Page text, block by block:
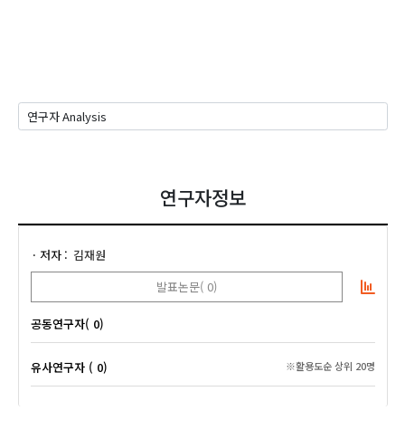
연구자정보
저자
김재원
발표논문( 0)
공동연구자( 0)
유사연구자 ( 0) ※활용도순 상위 20명